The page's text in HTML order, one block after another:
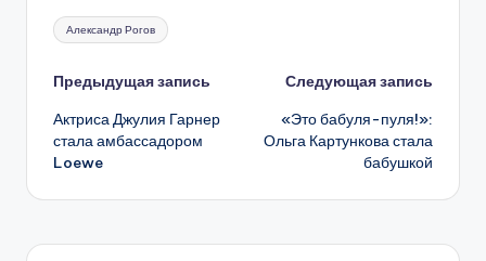
Метки:
Александр Рогов
Навигация
записи
Предыдущая запись
Актриса Джулия Гарнер
стала амбассадором
Loewe
Следующая запись
«Это бабуля-пуля!»:
Ольга Картункова стала
бабушкой